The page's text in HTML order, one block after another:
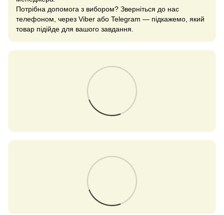
Потрібна допомога з вибором? Зверніться до нас
телефоном, через Viber або Telegram — підкажемо, який
товар підійде для вашого завдання.